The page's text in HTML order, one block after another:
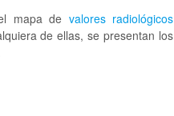
mapa de valores radiológicos
de ellas, se presentan los